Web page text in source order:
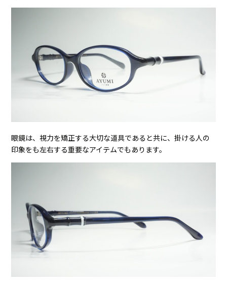
眼鏡は、視力を矯正する大切な道具であると共に、掛ける人の
印象をも左右する重要なアイテムでもあります。